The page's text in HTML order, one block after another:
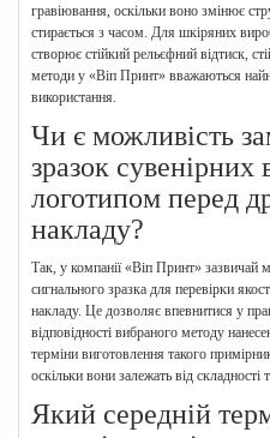
гравіювання, оскільки воно змінює
стирається з часом. Для шкіряних
створює стійкий рельєфний відтиск,
методи у «Віп Принт» вважаються
використання.
Чи є можливість
зразок сувенірних
логотипом перед
накладу?
Так, у компанії «Віп Принт» зазвичай
сигнального зразка для перевірки
накладу. Це дозволяє впевнитися у
відповідності вибраного методу
терміни виготовлення такого
оскільки вони залежать від складності
Який середній